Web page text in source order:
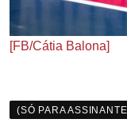
[FB/Cátia Balona]
(SÓ PARA